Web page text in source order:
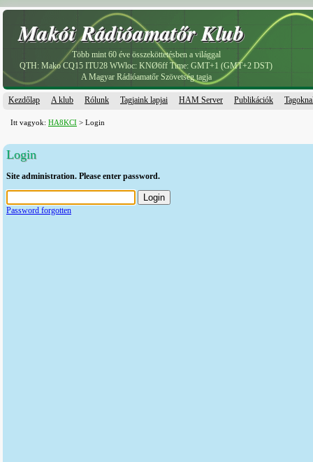
Makói Rádióamatőr Klub
Makói Rádióamatőr Klub
Több mint 60 éve összeköttetésben a világgal
QTH: Mako CQ15 ITU28 WWloc: KNØ6ff Time: GMT+1 (GMT+2 DST)
A Magyar Rádióamatőr Szövetség tagja
Kezdőlap A klub Rólunk Tagjaink lapjai HAM Server Publikációk
Itt vagyok: HA8KCI > Login
Login
Site administration. Please enter password.
Password forgotten